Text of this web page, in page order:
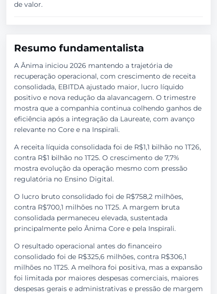
de valor.
Resumo fundamentalista
A Ânima iniciou 2026 mantendo a trajetória de
recuperação operacional, com crescimento de receita
consolidada, EBITDA ajustado maior, lucro líquido
positivo e nova redução da alavancagem. O trimestre
mostra que a companhia continua colhendo ganhos de
eficiência após a integração da Laureate, com avanço
relevante no Core e na Inspirali.
A receita líquida consolidada foi de R$1,1 bilhão no 1T26,
contra R$1 bilhão no 1T25. O crescimento de 7,7%
mostra evolução da operação mesmo com pressão
regulatória no Ensino Digital.
O lucro bruto consolidado foi de R$758,2 milhões,
contra R$700,1 milhões no 1T25. A margem bruta
consolidada permaneceu elevada, sustentada
principalmente pelo Ânima Core e pela Inspirali.
O resultado operacional antes do financeiro
consolidado foi de R$325,6 milhões, contra R$306,1
milhões no 1T25. A melhora foi positiva, mas a expansão
foi limitada por maiores despesas comerciais, maiores
despesas gerais e administrativas e pressão de margem